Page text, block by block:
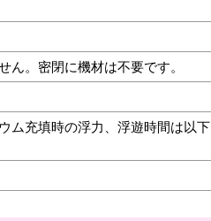
。密閉に機材は不要です。
ム充填時の浮力、浮遊時間は以下